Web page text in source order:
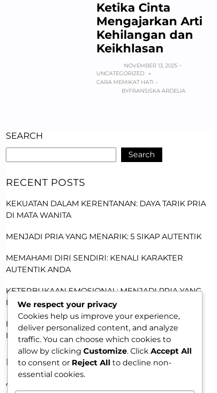
Ketika Cinta
Mengajarkan Arti
Kehilangan dan
Keikhlasan
NOVEMBER 13, 2025
UNCATEGORIZED
+
CARA MEMIKAT HATI
BYFRANSISKA ARDELIA
SEARCH
Search
RECENT POSTS
KEKUATAN DALAM KERENTANAN: DAYA TARIK PRIA
DI MATA WANITA
MENJADI PRIA YANG MENARIK: 5 SIKAP AUTENTIK
MEMAHAMI DIRI SENDIRI: KENALI KARAKTER
AUTENTIK ANDA
KETERBUKAAN EMOSIONAL: MENJADI PRIA YANG
MENARIK BAGI WANITA
BAHASA TUBUH: SIKAP PERCAYA DIRI UNTUK
MENARIK WANITA
RECENT COMMENTS
A WordPress Commenter
We respect your privacy
Cookies help us improve your experience,
deliver personalized content, and analyze
traffic. You can choose which cookies to
allow by clicking Customize. Click Accept All
to consent or Reject All to decline non-
essential cookies.